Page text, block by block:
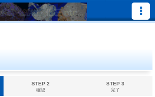
STEP 2
確認
STEP 3
完了